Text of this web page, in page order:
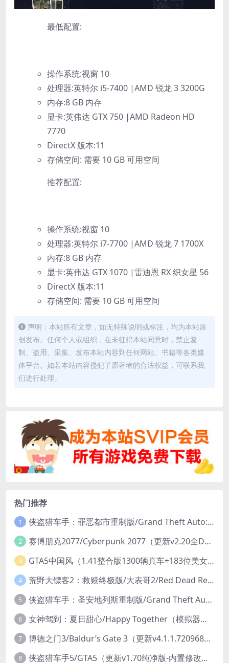
最低配置:
操作系统:视窗 10
处理器:英特尔 i5-7400 |AMD 锐龙 3 3200G
内存:8 GB 内存
显卡:英伟达 GTX 750 |AMD Radeon HD
7770
DirectX 版本:11
存储空间: 需要 10 GB 可用空间
推荐配置:
操作系统:视窗 10
处理器:英特尔 i7-7700 |AMD 锐龙 7 1700X
内存:8 GB 内存
显卡:英伟达 GTX 1070 |雷迪恩 RX 织女星 56
DirectX 版本:11
存储空间: 需要 10 GB 可用空间
声明：本站所有文章，如无特殊说明或标注，均为本站原
创发布。任何个人或组织，在未征得本站同意时，禁止复
制、盗用、采集、发布本站内容到任何网站、书籍等各类媒
体平台。如若本站内容侵犯了原著者的合法权益，可联系我
们进行处理。
热门推荐
1 侠盗猎车手：罪恶都市重制版/Grand Theft Auto: Vice City – The Definitive Edition
2 赛博朋克2077/Cyberpunk 2077（更新v2.20全DLC）
3 GTA5中国风（1.41整合版1300辆真车+183位美女与英雄+200%存档）
4 荒野大镖客2：救赎终极版/大表哥2/Red Dead Redemption 2: Ultimate Edition（更新v1491.50终极版）
5 侠盗猎车手：圣安地列斯重制版/Grand Theft Auto: San Andreas – The Definitive Edition（更新v1.113.49697469）
6 女神驾到：夏日甜心/Happy Together（模拟器版-升级豪华终极珍藏版+全DLC）
7 博德之门3/Baldur’s Gate 3（更新v4.1.1.7209685）
8 侠盗猎车手5/GTA5（更新v1.70纯净版-内置修改器+通关存档）